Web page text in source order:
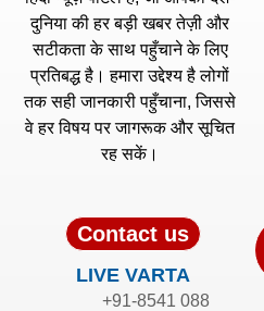
दुनिया की हर बड़ी खबर तेज़ी और
सटीकता के साथ पहुँचाने के लिए
प्रतिबद्ध है। हमारा उद्देश्य है लोगों
तक सही जानकारी पहुँचाना, जिससे
वे हर विषय पर जागरूक और सूचित
रह सकें।
Contact us
LIVE VARTA
+91-8541 088